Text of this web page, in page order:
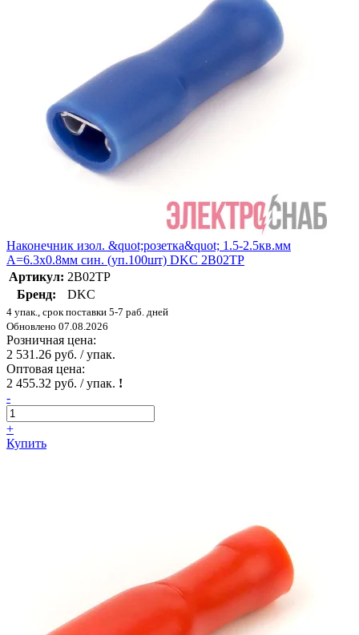
Наконечник изол. &quot;розетка&quot; 1.5-2.5кв.мм
A=6.3х0.8мм син. (уп.100шт) DKC 2B02TP
Артикул: 2B02TP
Бренд:
DKC
4 упак., срок поставки 5-7 раб. дней
Обновлено 07.08.2026
Розничная цена:
2 531.26 руб. / упак.
Оптовая цена:
2 455.32 руб. / упак. !
-
+
Купить